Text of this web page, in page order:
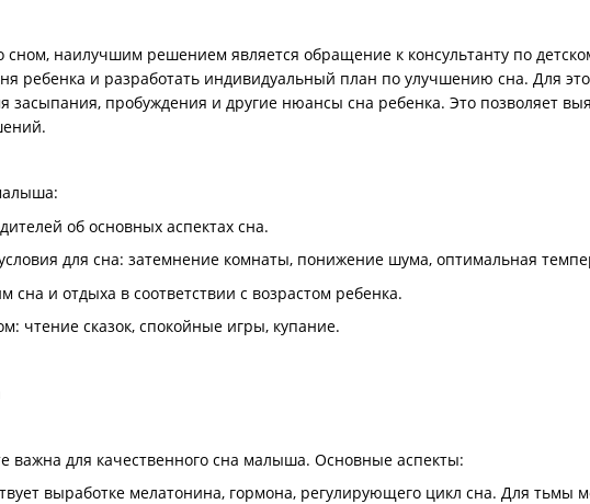
сном, наилучшим решением является обращение к консультанту по
ребенка и разработать индивидуальный план по улучшению сна. Для
засыпания, пробуждения и другие нюансы сна ребенка. Это позволяет
об основных аспектах сна.
для сна: затемнение комнаты, понижение шума, оптимальная
сна и отдыха в соответствии с возрастом ребенка.
чтение сказок, спокойные игры, купание.
важна для качественного сна малыша. Основные аспекты:
выработке мелатонина, гормона, регулирующего цикл сна. Для